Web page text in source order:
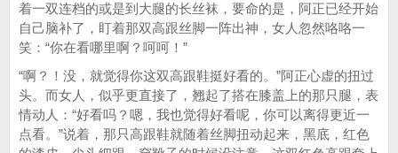
着一双连档的或是到大腿的长丝袜，要命的是，阿正已经开始
自己脑补了，盯着那双高跟丝脚一阵出神，女人忽然咯咯一
笑：“你在看哪里啊？呵呵！”
“啊？！没，就觉得你这双高跟鞋挺好看的。”阿正心虚的扭过
头。而女人，似乎更直接了，翘起了搭在膝盖上的那只腿，表
情动人：“好看吗？嗯，我也觉得好看呢，你可以离得更近一
点看。”说着，那只高跟鞋就随着丝脚扭动起来，黑底，红色